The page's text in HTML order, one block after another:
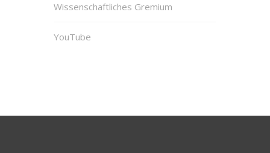
Wissenschaftliches Gremium
YouTube